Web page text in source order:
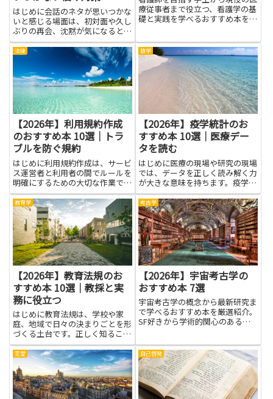
はじめに会話のネタが思いつかな
いと感じる場面は、初対面や久し
ぶりの再会、沈黙が気になるとき
など誰にでもあります。そんなと
きに役立つのが、会話のネタを増
やすための本です。本を通じて得
られるのは単なる知識だけでな
く、話題の広げ方や相手に合わせ
た...
療従事者まで役立つ、看護学の基
礎と実践を学べるおすすめ本を厳
法律
【2026年】利用規約作成
のおすすめ本 10選｜トラ
ブルを防ぐ規約
はじめに利用規約作成は、サービ
ス運営者と利用者の間でルールを
明確にするための大切な作業で
す。適切な規約があれば、誤解や
トラブルを未然に防ぎ、問い合わ
せ対応や紛争対応の負担を軽くで
きます。法律的な基本を押さえる
だけでなく、わかりやすい表現や
運...
数学
【2026年】疫学統計のお
すすめ本 10選｜医療デー
タを読む
はじめに医療の現場や研究の現場
では、データを正しく読み解く力
が大きな意味を持ちます。疫学統
計の考え方を実践的に学ぶと、医
療データを読む際の視点が見違え
るほど変わり、論文の要点を素早
くつかみ、報告書やプレゼンテー
ションで伝える力が高まりま
す。...
教育学
【2026年】教育法規のお
すすめ本 10選｜教採と実
務に役立つ
はじめに教育法規は、学校や家
庭、地域で日々の決まりごとを形
づくる土台です。正しく知ること
は、先生や保護者、学生が安心し
て学び、活動する助けになりま
す。法の目的や原則を理解する
と、授業計画や学校行事の進め
方、トラブルが起きたときの対応
が分かり...
考古学
【2026年】宇宙考古学の
おすすめ本 7選
宇宙考古学の概念から最新研究ま
で学べるおすすめ本を厳選紹介。
SF好きから学術的関心のある読
恋愛 自己啓発